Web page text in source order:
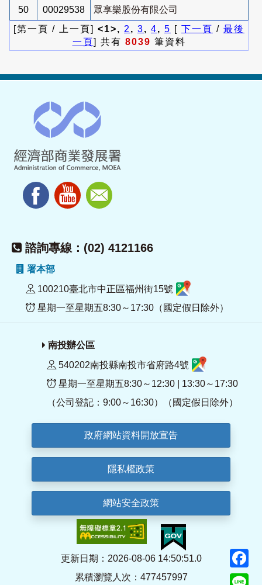
50 00029538
眾享樂股份有限公司
[第一頁 / 上一頁] <1>, 2 , 3, 4, 5 [ 下一頁 / 最後
一頁] 共有 8039 筆資料
諮詢專線：(02) 4121166
署本部
100210臺北市中正區福州街15號
星期一至星期五8:30～17:30（國定假日除外）
南投辦公區
540202南投縣南投市省府路4號
星期一至星期五8:30～12:30 | 13:30～17:30
（公司登記：9:00～16:30）（國定假日除外）
政府網站資料開放宣告
隱私權政策
網站安全政策
更新日期：2026-08-06 14:50:51.0
累積瀏覽人次：477457997